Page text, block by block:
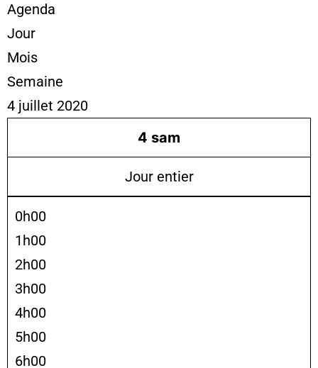
Agenda
Jour
Mois
Semaine
4 juillet 2020
4 sam
Jour entier
0h00
1h00
2h00
3h00
4h00
5h00
6h00